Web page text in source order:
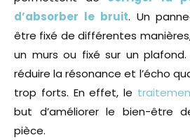
d’absorber le bruit. Un
être fixé de différentes
un murs ou fixé sur un
réduire la résonance et l’écho
trop forts. En effet, le
but d’améliorer le bien-être
pièce.